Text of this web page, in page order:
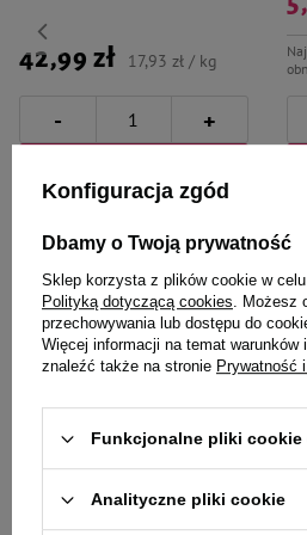
42,99 zł 17,93 zł / kg
- +
Wybrane
Ciebie i Twojego
Mokra karma dla psa Piper Pure
Konfiguracja zgód
Dbamy o Twoją prywatność
Sklep korzysta z plików cookie w
Polityką dotyczącą cookies. Możesz
przechowywania lub dostępu do
Więcej informacji na temat warunków
znaleźć także na stronie Prywatność
Funkcjonalne pliki cookie
Analityczne pliki cookie